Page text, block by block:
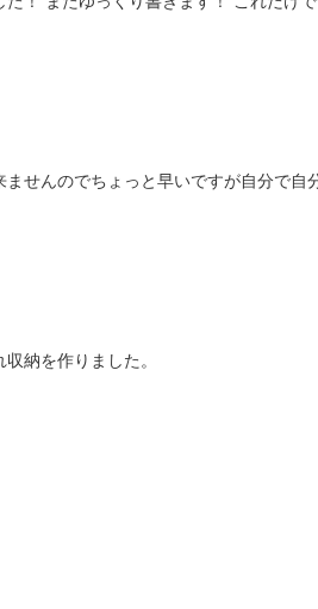
せんのでちょっと早いですが自分で自
納を作りました。